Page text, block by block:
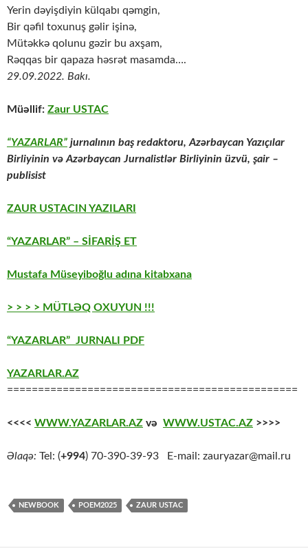
Yerin dəyişdiyin külqabı qəmgin,
Bir qəfil toxunuş gəlir işinə,
Mütəkkə qolunu gəzir bu axşam,
Rəqqas bir qapaza həsrət masamda….
29.09.2022. Bakı.
Müəllif: Zaur USTAC
“YAZARLAR” jurnalının baş redaktoru, Azərbaycan Yazıçılar
Birliyinin və Azərbaycan Jurnalistlər Birliyinin üzvü, şair –
publisist
ZAUR USTACIN YAZILARI
“YAZARLAR” – SİFARİŞ ET
Mustafa Müseyiboğlu adına kitabxana
> > > > MÜTLƏQ OXUYUN !!!
“YAZARLAR” JURNALI PDF
YAZARLAR.AZ
===============================================
<<<< WWW.YAZARLAR.AZ və WWW.USTAC.AZ >>>>
Əlaqə: Tel: (+994) 70-390-39-93 E-mail: zauryazar@mail.ru
NEWBOOK POEM2025 ZAUR USTAC